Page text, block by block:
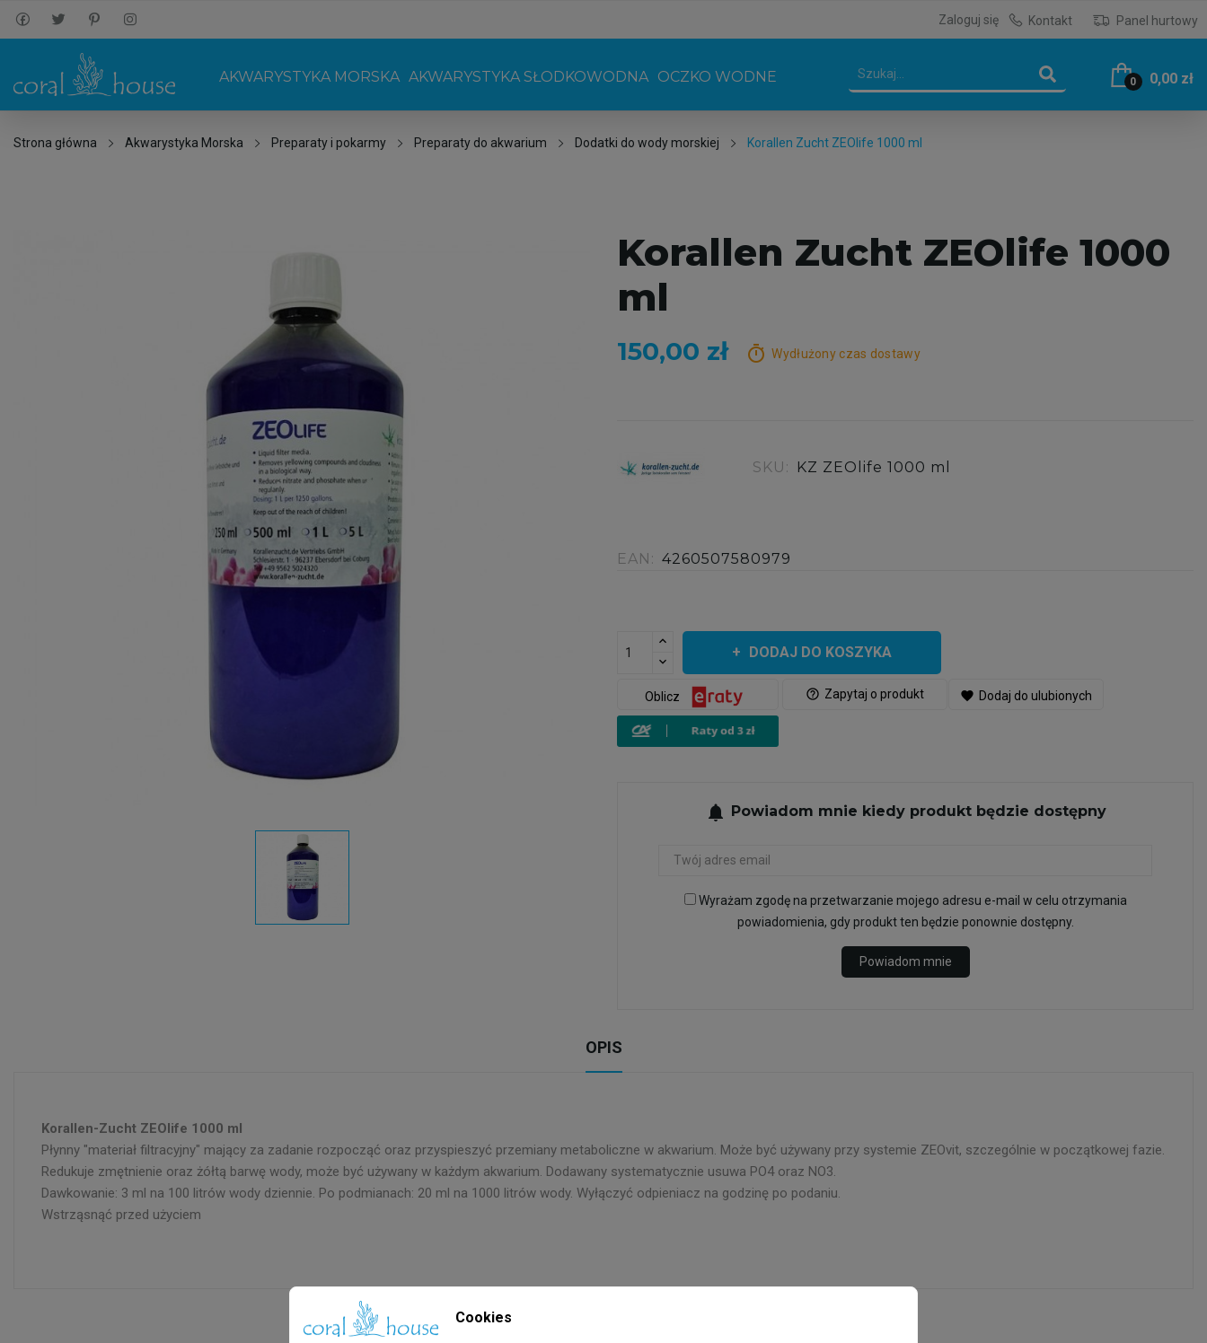
Zaloguj się Kontakt Panel hurtowy
AKWARYSTYKA MORSKA AKWARYSTYKA SŁODKOWODNA OCZKO WODNE 0 0,00 zł
Strona główna Akwarystyka Morska Preparaty i pokarmy Preparaty do akwarium Dodatki do wody morskiej Korallen Zucht ZEOlife 1000 ml
Korallen Zucht ZEOlife 1000
ml
150,00 zł timer Wydłużony czas dostawy
SKU: KZ ZEOlife 1000 ml
EAN: 4260507580979
DODAJ DO KOSZYKA
help_outline Zapytaj o produkt
Oblicz favorite Dodaj do ulubionych
notifications Powiadom mnie kiedy produkt będzie dostępny
Wyrażam zgodę na przetwarzanie mojego adresu e-mail w celu otrzymania
powiadomienia, gdy produkt ten będzie ponownie dostępny.
Powiadom mnie
OPIS
Korallen-Zucht ZEOlife 1000 ml
Płynny "materiał filtracyjny" mający za zadanie rozpocząć oraz przyspieszyć przemiany metaboliczne w akwarium. Może być używany przy systemie ZEOvit, szczególnie w początkowej fazie.
Redukuje zmętnienie oraz żółtą barwę wody, może być używany w każdym akwarium. Dodawany systematycznie usuwa PO4 oraz NO3.
Dawkowanie: 3 ml na 100 litrów wody dziennie. Po podmianach: 20 ml na 1000 litrów wody. Wyłączyć odpieniacz na godzinę po podaniu.
Wstrząsnąć przed użyciem
Cookies